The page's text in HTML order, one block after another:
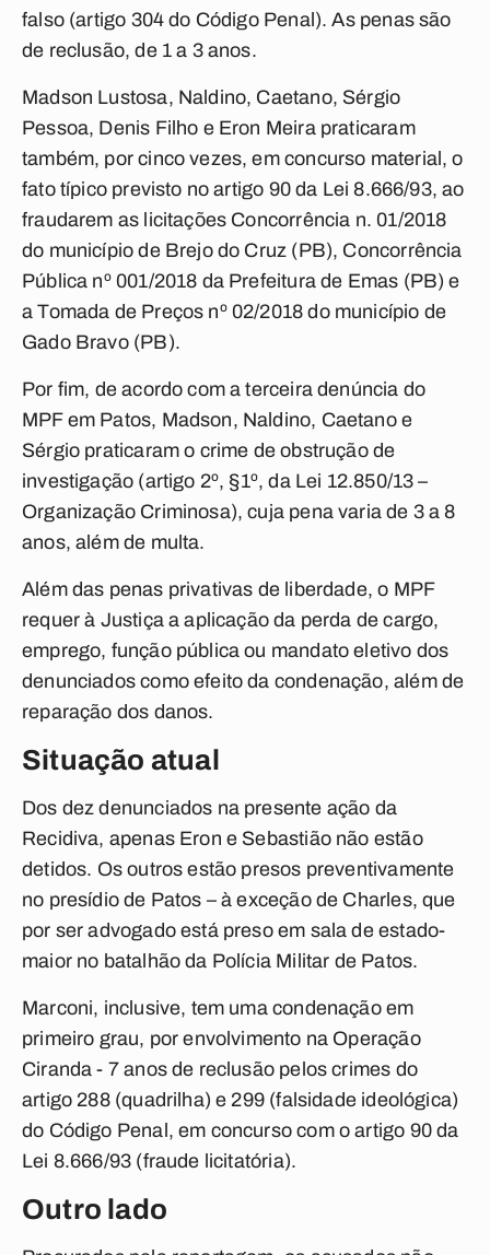
falso (artigo 304 do Código Penal). As penas são
de reclusão, de 1 a 3 anos.
Madson Lustosa, Naldino, Caetano, Sérgio
Pessoa, Denis Filho e Eron Meira praticaram
também, por cinco vezes, em concurso material, o
fato típico previsto no artigo 90 da Lei 8.666/93, ao
fraudarem as licitações Concorrência n. 01/2018
do município de Brejo do Cruz (PB), Concorrência
Pública nº 001/2018 da Prefeitura de Emas (PB) e
a Tomada de Preços nº 02/2018 do município de
Gado Bravo (PB).
Por fim, de acordo com a terceira denúncia do
MPF em Patos, Madson, Naldino, Caetano e
Sérgio praticaram o crime de obstrução de
investigação (artigo 2º, §1º, da Lei 12.850/13 –
Organização Criminosa), cuja pena varia de 3 a 8
anos, além de multa.
Além das penas privativas de liberdade, o MPF
requer à Justiça a aplicação da perda de cargo,
emprego, função pública ou mandato eletivo dos
denunciados como efeito da condenação, além de
reparação dos danos.
Situação atual
Dos dez denunciados na presente ação da
Recidiva, apenas Eron e Sebastião não estão
detidos. Os outros estão presos preventivamente
no presídio de Patos – à exceção de Charles, que
por ser advogado está preso em sala de estado-
maior no batalhão da Polícia Militar de Patos.
Marconi, inclusive, tem uma condenação em
primeiro grau, por envolvimento na Operação
Ciranda - 7 anos de reclusão pelos crimes do
artigo 288 (quadrilha) e 299 (falsidade ideológica)
do Código Penal, em concurso com o artigo 90 da
Lei 8.666/93 (fraude licitatória).
Outro lado